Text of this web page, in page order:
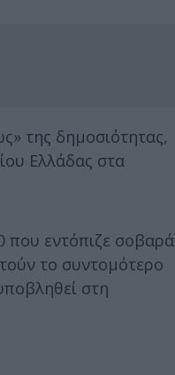
της δημοσιότητας,
Ελλάδας στα
που εντόπιζε σοβαρά
το συντομότερο
στη